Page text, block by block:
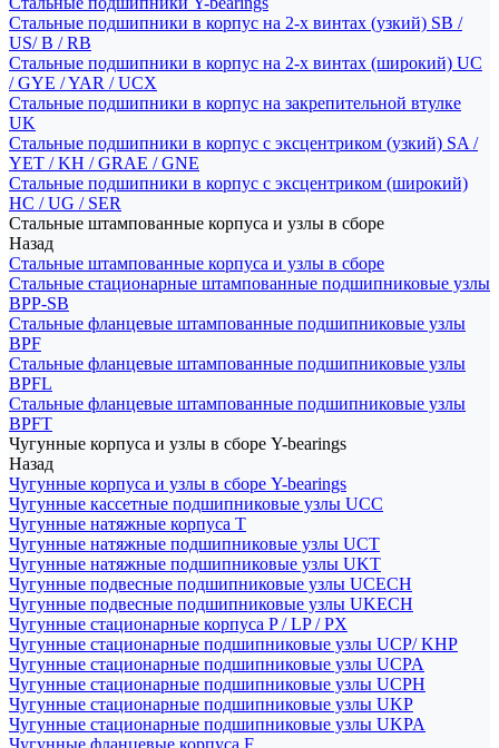
Стальные подшипники в корпус на 2-х винтах (узкий) SB /
US/ B / RB
Стальные подшипники в корпус на 2-х винтах (широкий) UC
/ GYE / YAR / UCX
Стальные подшипники в корпус на закрепительной втулке
UK
Стальные подшипники в корпус с эксцентриком (узкий) SA /
YET / KH / GRAE / GNE
Стальные подшипники в корпус с эксцентриком (широкий)
HC / UG / SER
Стальные штампованные корпуса и узлы в сборе
Назад
Стальные штампованные корпуса и узлы в сборе
Стальные стационарные штампованные подшипниковые узлы
BPP-SB
Стальные фланцевые штампованные подшипниковые узлы
BPF
Стальные фланцевые штампованные подшипниковые узлы
BPFL
Стальные фланцевые штампованные подшипниковые узлы
BPFT
Чугунные корпуса и узлы в сборе Y-bearings
Назад
Чугунные корпуса и узлы в сборе Y-bearings
Чугунные кассетные подшипниковые узлы UCC
Чугунные натяжные корпуса T
Чугунные натяжные подшипниковые узлы UCT
Чугунные натяжные подшипниковые узлы UKT
Чугунные подвесные подшипниковые узлы UCECH
Чугунные подвесные подшипниковые узлы UKECH
Чугунные стационарные корпуса P / LP / PX
Чугунные стационарные подшипниковые узлы UCP/ KHP
Чугунные стационарные подшипниковые узлы UCPA
Чугунные стационарные подшипниковые узлы UCPH
Чугунные стационарные подшипниковые узлы UKP
Чугунные стационарные подшипниковые узлы UKPA
Чугунные фланцевые корпуса F